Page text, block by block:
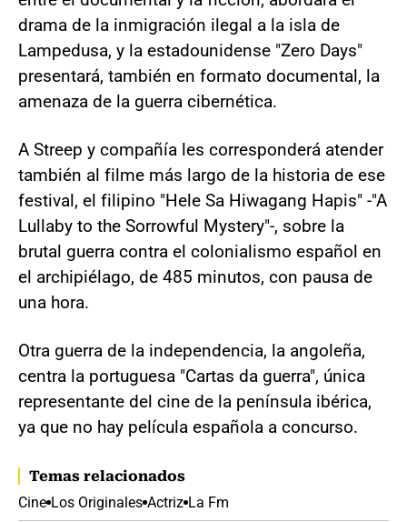
drama de la inmigración ilegal a la isla de
Lampedusa, y la estadounidense "Zero Days"
presentará, también en formato documental, la
amenaza de la guerra cibernética.
A Streep y compañía les corresponderá atender
también al filme más largo de la historia de ese
festival, el filipino "Hele Sa Hiwagang Hapis" -"A
Lullaby to the Sorrowful Mystery"-, sobre la
brutal guerra contra el colonialismo español en
el archipiélago, de 485 minutos, con pausa de
una hora.
Otra guerra de la independencia, la angoleña,
centra la portuguesa "Cartas da guerra", única
representante del cine de la península ibérica,
ya que no hay película española a concurso.
Temas relacionados
Cine Los Originales Actriz La Fm